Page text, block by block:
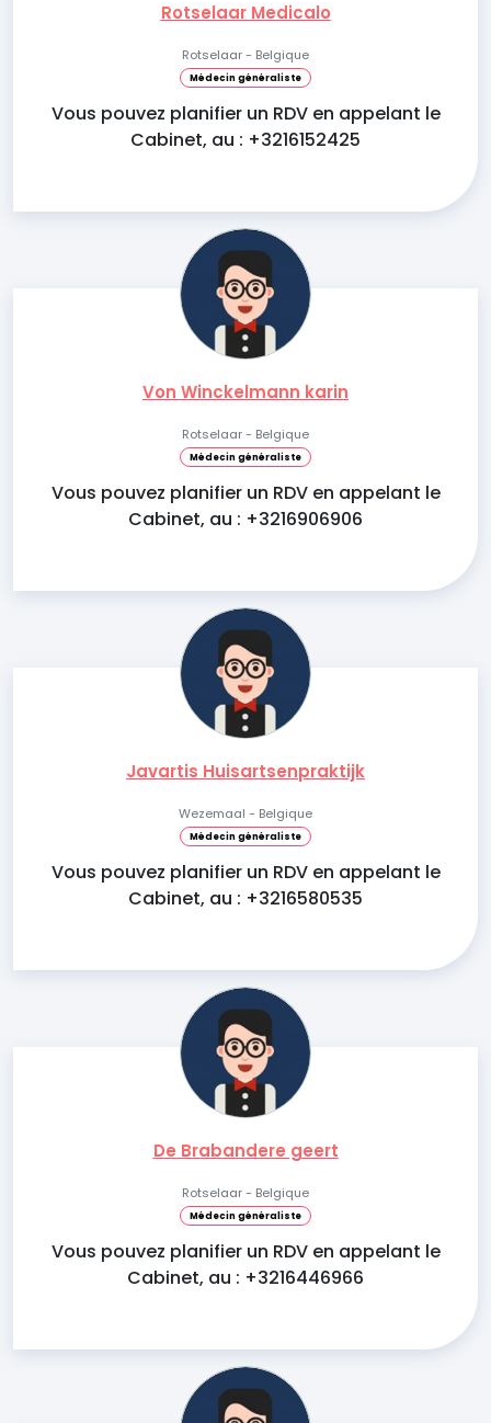
Rotselaar Medicalo
Rotselaar - Belgique
Médecin généraliste
Vous pouvez planifier un RDV en appelant le
Cabinet, au : +3216152425
Von Winckelmann karin
Rotselaar - Belgique
Médecin généraliste
Vous pouvez planifier un RDV en appelant le
Cabinet, au : +3216906906
Javartis Huisartsenpraktijk
Wezemaal - Belgique
Médecin généraliste
Vous pouvez planifier un RDV en appelant le
Cabinet, au : +3216580535
De Brabandere geert
Rotselaar - Belgique
Médecin généraliste
Vous pouvez planifier un RDV en appelant le
Cabinet, au : +3216446966